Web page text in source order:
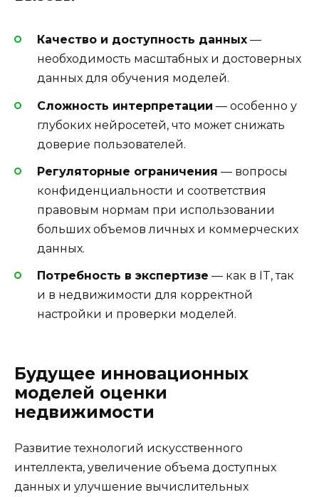
Качество и доступность данных —
необходимость масштабных и достоверных
данных для обучения моделей.
Сложность интерпретации — особенно у
глубоких нейросетей, что может снижать
доверие пользователей.
Регуляторные ограничения — вопросы
конфиденциальности и соответствия
правовым нормам при использовании
больших объемов личных и коммерческих
данных.
Потребность в экспертизе — как в IT, так
и в недвижимости для корректной
настройки и проверки моделей.
Будущее инновационных
моделей оценки
недвижимости
Развитие технологий искусственного
интеллекта, увеличение объема доступных
данных и улучшение вычислительных